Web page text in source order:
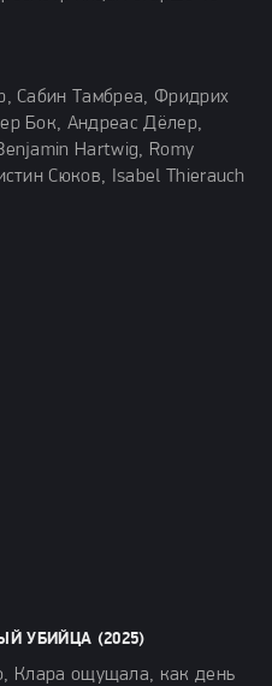
Сабин Тамбреа, Фридрих
Бок, Андреас Дёлер,
Hartwig, Romy
Сюков, Isabel Thierauch
УБИЙЦА (2025)
Клара ощущала, как день